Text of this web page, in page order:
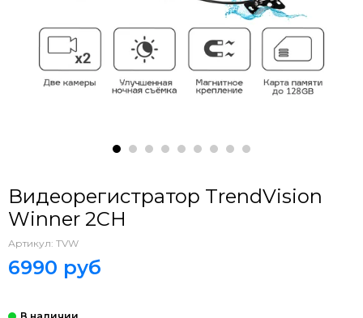
Видеорегистратор TrendVision
Winner 2CH
Артикул: TVW
6990 руб